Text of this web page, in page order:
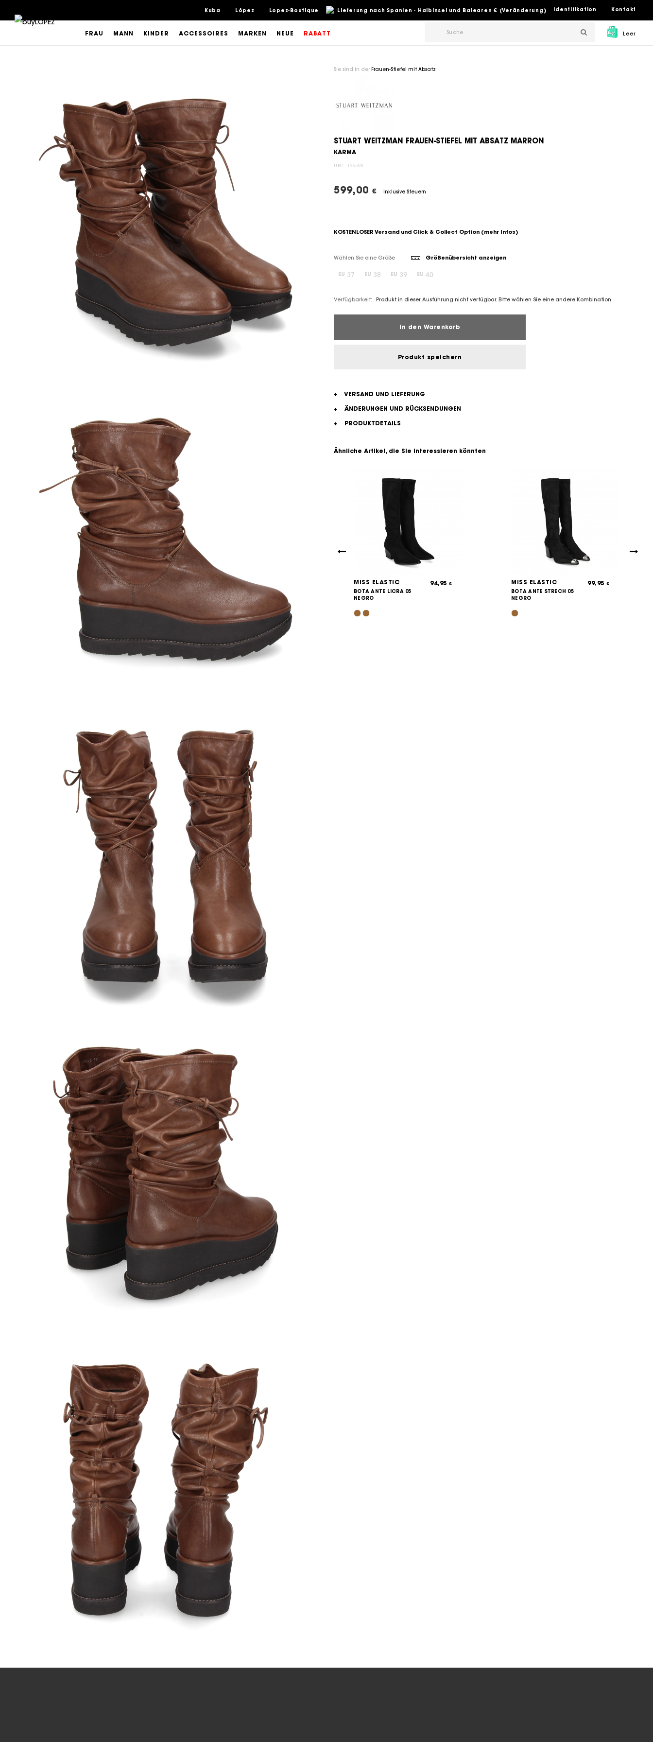
Kontakt
Identifikation
Lieferung nach Spanien - Halbinsel und Balearen € (Veränderung)
Kuba López Lopez-Boutique
Leer
FRAU MANN KINDER ACCESSOIRES MARKEN NEUE RABATT
Sie sind in der Frauen-Stiefel mit Absatz
STUART WEITZMAN FRAUEN-STIEFEL MIT ABSATZ MARRON
KARMA
UPC: 196593
599,00 € Inklusive Steuern
KOSTENLOSER Versand und Click & Collect Option (mehr Infos)
Wählen Sie eine Größe Größenübersicht anzeigen
EU 37 EU 38 EU 39 EU 40
Verfügbarkeit: Produkt in dieser Ausführung nicht verfügbar. Bitte wählen Sie eine andere Kombination.
In den Warenkorb
Produkt speichern
+
VERSAND UND LIEFERUNG
+
ÄNDERUNGEN UND RÜCKSENDUNGEN
+
PRODUKTDETAILS
Ähnliche Artikel, die Sie interessieren könnten
MISS ELASTIC
BOTA MOKA 44 TESTA
99,95€ MISS ELASTIC
BOTA ANTE LICRA
MARRON 95 CASTOR
MISS ELASTIC
BOTA ANTE LICRA 05
NEGRO
94,95€ MISS ELASTIC
BOTA ANTE STRECH 05
NEGRO
99,95€